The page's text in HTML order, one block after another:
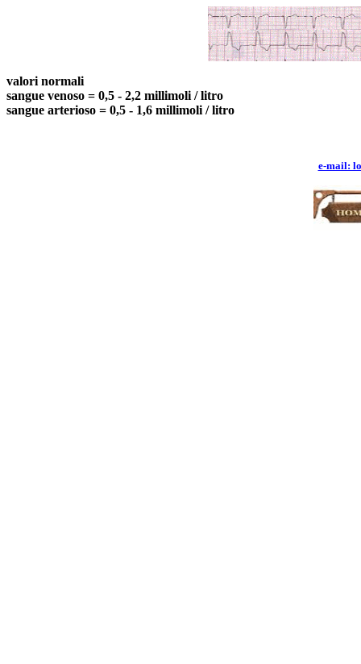
valori normali
sangue venoso = 0,5 - 2,2 millimoli / litro
sangue arterioso = 0,5 - 1,6 millimoli / litro
e-mail: